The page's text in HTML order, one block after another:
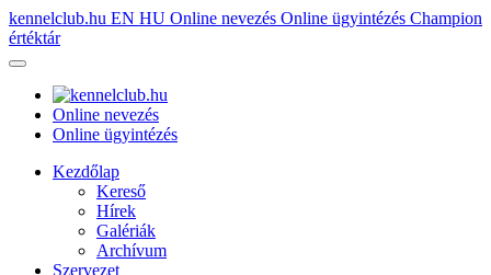
kennelclub.hu EN HU Online nevezés Online ügyintézés Champion
értéktár
Online nevezés
Online ügyintézés
Kezdőlap
Kereső
Hírek
Galériák
Archívum
Szervezet